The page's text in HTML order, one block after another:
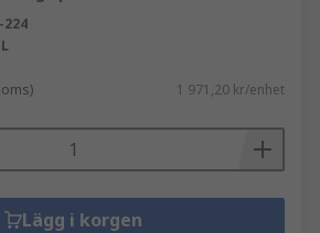
224
1 971,20 kr/enhet
Lägg i korgen